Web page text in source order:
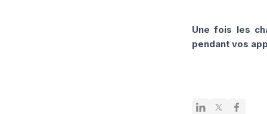
Une fois les
pendant vos